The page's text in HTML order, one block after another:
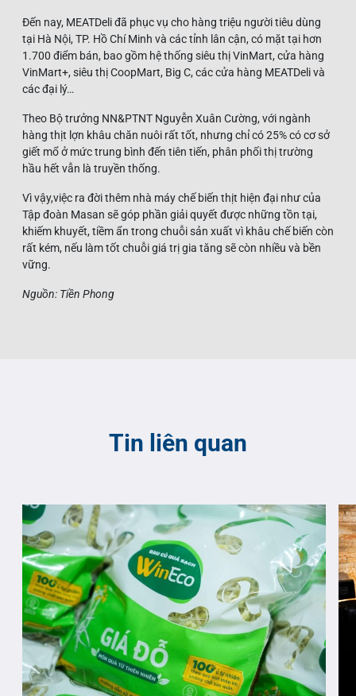
Đến nay, MEATDeli đã phục vụ cho hàng triệu người tiêu dùng
tại Hà Nội, TP. Hồ Chí Minh và các tỉnh lân cận, có mặt tại hơn
1.700 điểm bán, bao gồm hệ thống siêu thị VinMart, cửa hàng
VinMart+, siêu thị CoopMart, Big C, các cửa hàng MEATDeli và
các đại lý…
Theo Bộ trưởng NN&PTNT Nguyễn Xuân Cường, với ngành
hàng thịt lợn khâu chăn nuôi rất tốt, nhưng chỉ có 25% có cơ sở
giết mổ ở mức trung bình đến tiên tiến, phân phối thị trường
hầu hết vẫn là truyền thống.
Vì vậy,việc ra đời thêm nhà máy chế biến thịt hiện đại như của
Tập đoàn Masan sẽ góp phần giải quyết được những tồn tại,
khiếm khuyết, tiềm ẩn trong chuỗi sản xuất vì khâu chế biến còn
rất kém, nếu làm tốt chuỗi giá trị gia tăng sẽ còn nhiều và bền
vững.
Nguồn: Tiền Phong
Tin liên quan